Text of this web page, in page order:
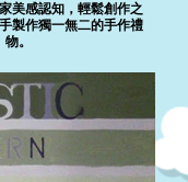
美感認知，輕鬆創作之
製作獨一無二的手作禮
物。